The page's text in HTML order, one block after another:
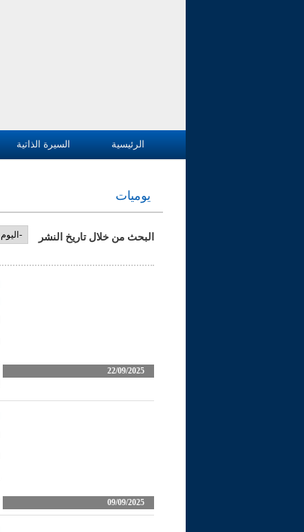
الرئيسية السيرة الذاتية
يوميات
البحث من خلال تاريخ النشر ‏اليوم ‏
22/09/2025
09/09/2025